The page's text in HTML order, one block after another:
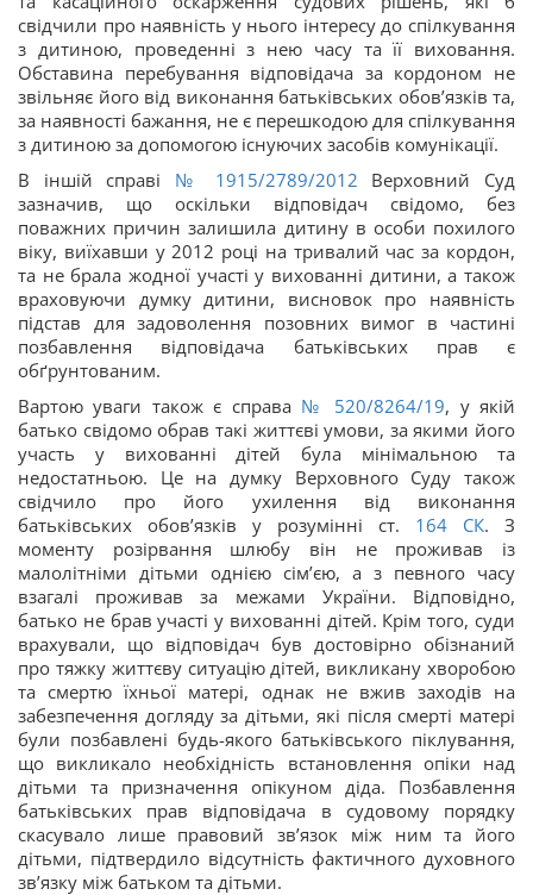
свідчили про наявність у нього інтересу до спілкування
з дитиною, проведенні з нею часу та її виховання.
Обставина перебування відповідача за кордоном не
звільняє його від виконання батьківських обов’язків та,
за наявності бажання, не є перешкодою для спілкування
з дитиною за допомогою існуючих засобів комунікації.
В іншій справі № 1915/2789/2012 Верховний Суд
зазначив, що оскільки відповідач свідомо, без
поважних причин залишила дитину в особи похилого
віку, виїхавши у 2012 році на тривалий час за кордон,
та не брала жодної участі у вихованні дитини, а також
враховуючи думку дитини, висновок про наявність
підстав для задоволення позовних вимог в частині
позбавлення відповідача батьківських прав є
обґрунтованим.
Вартою уваги також є справа № 520/8264/19, у якій
батько свідомо обрав такі життєві умови, за якими його
участь у вихованні дітей була мінімальною та
недостатньою. Це на думку Верховного Суду також
свідчило про його ухилення від виконання
батьківських обов’язків у розумінні ст. 164 СК. З
моменту розірвання шлюбу він не проживав із
малолітніми дітьми однією сім’єю, а з певного часу
взагалі проживав за межами України. Відповідно,
батько не брав участі у вихованні дітей. Крім того, суди
врахували, що відповідач був достовірно обізнаний
про тяжку життєву ситуацію дітей, викликану хворобою
та смертю їхньої матері, однак не вжив заходів на
забезпечення догляду за дітьми, які після смерті матері
були позбавлені будь-якого батьківського піклування,
що викликало необхідність встановлення опіки над
дітьми та призначення опікуном діда. Позбавлення
батьківських прав відповідача в судовому порядку
скасувало лише правовий зв’язок між ним та його
дітьми, підтвердило відсутність фактичного духовного
зв’язку між батьком та дітьми.